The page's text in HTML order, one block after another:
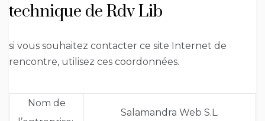
technique de Rdv Lib
si vous souhaitez contacter ce site Internet de
rencontre, utilisez ces coordonnées.
Nom de
Salamandra Web S.L.